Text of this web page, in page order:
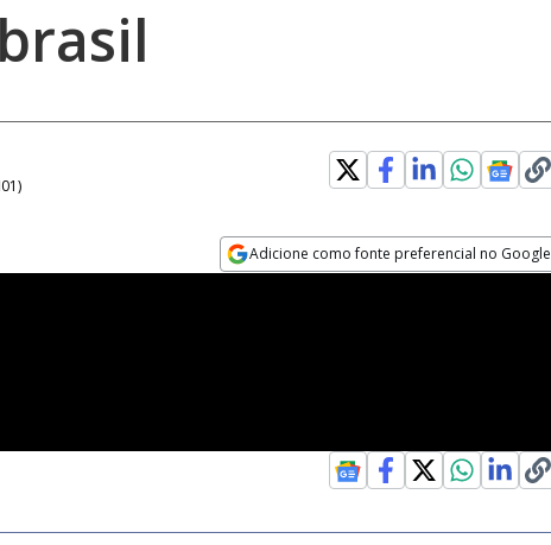
)
Adicione como fonte preferencial no Google